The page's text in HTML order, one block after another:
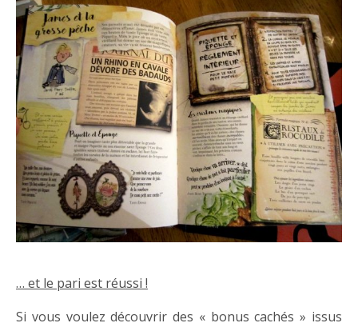
… et le pari est réussi !
Si vous voulez découvrir des « bonus cachés » issus